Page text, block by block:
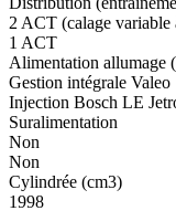
2 ACT (calage variable
1 ACT
Alimentation allumage
Gestion intégrale Valeo
Injection Bosch LE
Suralimentation
Non
Non
Cylindrée (cm3)
1998